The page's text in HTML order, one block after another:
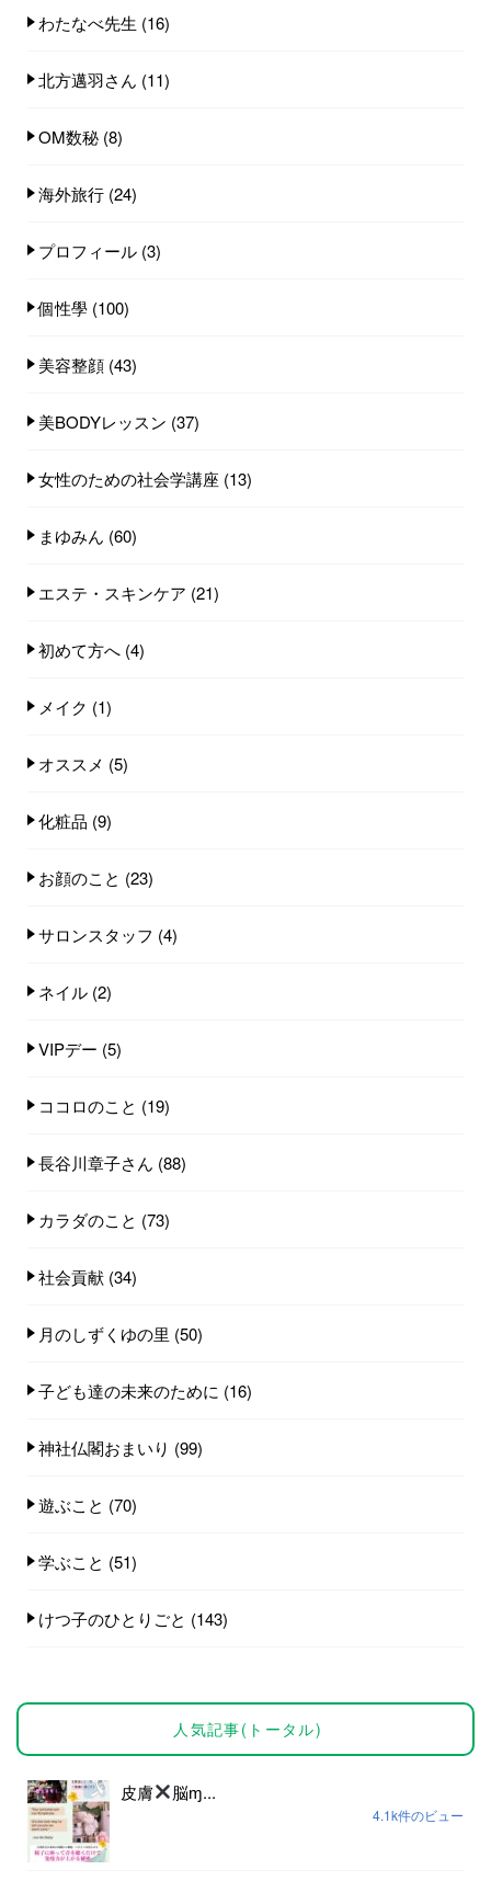
わたなべ先生 (16)
北方邁羽さん (11)
OM数秘 (8)
海外旅行 (24)
プロフィール (3)
個性學 (100)
美容整顔 (43)
美BODYレッスン (37)
女性のための社会学講座 (13)
まゆみん (60)
エステ・スキンケア (21)
初めて方へ (4)
メイク (1)
オススメ (5)
化粧品 (9)
お顔のこと (23)
サロンスタッフ (4)
ネイル (2)
VIPデー (5)
ココロのこと (19)
長谷川章子さん (88)
カラダのこと (73)
社会貢献 (34)
月のしずくゆの里 (50)
子ども達の未来のために (16)
神社仏閣おまいり (99)
遊ぶこと (70)
学ぶこと (51)
けつ子のひとりごと (143)
人気記事(トータル)
皮膚 脳ɱ...
4.1k件のビュー